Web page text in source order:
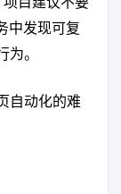
中发现可复
。
自动化的难